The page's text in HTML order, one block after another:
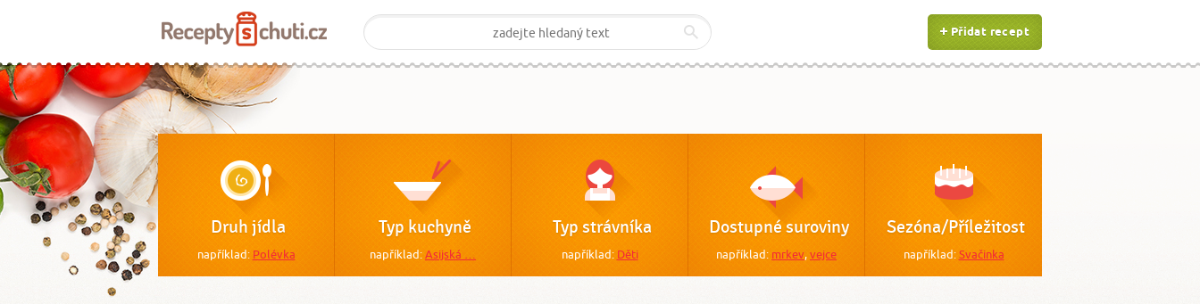
Přidat recept
Druh jídla
například: Polévka
Typ kuchyně
například:Asijská …
Typ strávníka
například: Děti
Dostupné suroviny
například: mrkev,vejce
Sezóna/Příležitost
například:Svačinka